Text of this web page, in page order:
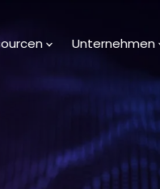
Unternehmen